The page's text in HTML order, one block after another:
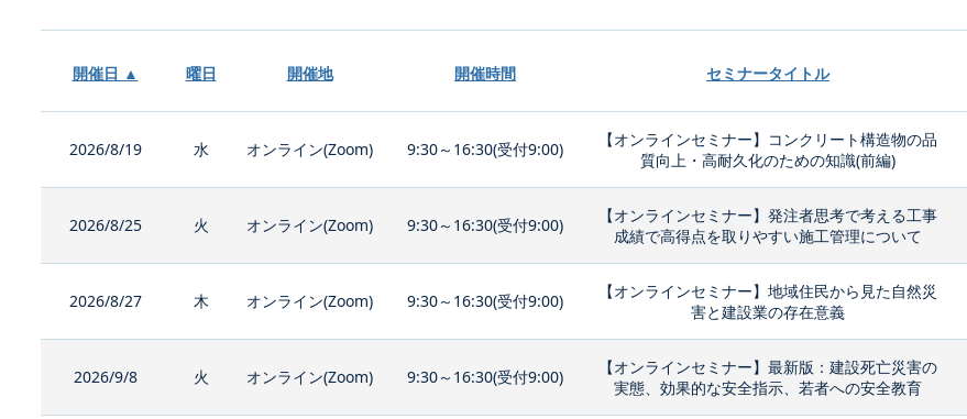
開催日 ▲ 曜日 開催地 開催時間 セミナータイトル
2026/8/19 水 オンライン(Zoom) 9:30～16:30(受付9:00)
【オンラインセミナー】コンクリート構造物の品
質向上・高耐久化のための知識(前編)
2026/8/25 火 オンライン(Zoom) 9:30～16:30(受付9:00)
【オンラインセミナー】発注者思考で考える工事
成績で高得点を取りやすい施工管理について
2026/8/27 木 オンライン(Zoom) 9:30～16:30(受付9:00)
【オンラインセミナー】地域住民から見た自然災
害と建設業の存在意義
2026/9/8 火 オンライン(Zoom) 9:30～16:30(受付9:00)
【オンラインセミナー】最新版：建設死亡災害の
実態、効果的な安全指示、若者への安全教育